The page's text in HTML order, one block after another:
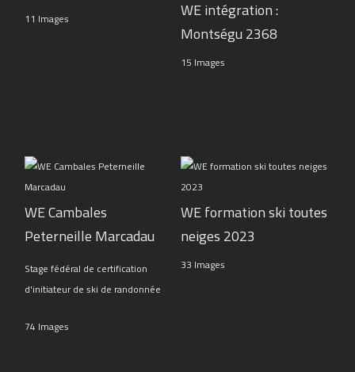
11 Images
WE intégration :
Montségu 2368
15 Images
WE Cambales
Peterneille Marcadau
Stage fédéral de certification
d'initiateur de ski de randonnée
74 Images
WE formation ski toutes
neiges 2023
33 Images